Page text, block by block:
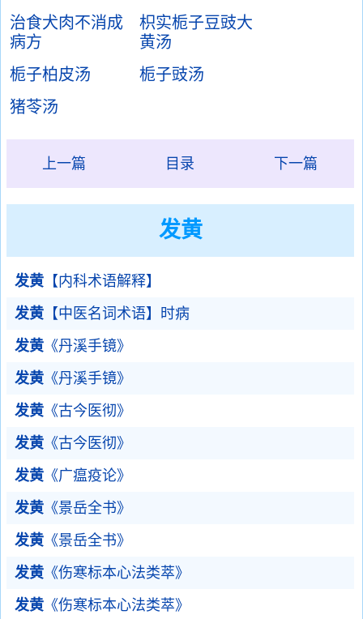
治食犬肉不消成
病方
枳实栀子豆豉大
黄汤
栀子柏皮汤
栀子豉汤
猪苓汤
上一篇 目录 下一篇
发黄
发黄 【内科术语解释】
发黄 【中医名词术语】时病
发黄 《丹溪手镜》
发黄 《丹溪手镜》
发黄 《古今医彻》
发黄 《古今医彻》
发黄 《广瘟疫论》
发黄 《景岳全书》
发黄 《景岳全书》
发黄 《伤寒标本心法类萃》
发黄 《伤寒标本心法类萃》